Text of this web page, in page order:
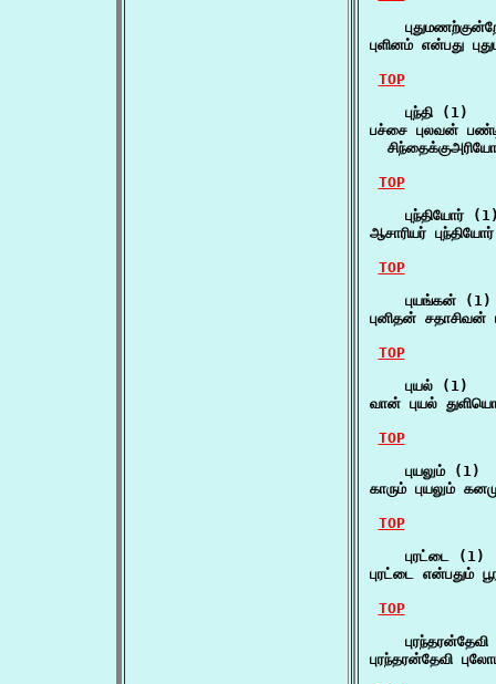
புளினம் என்பது
TOP
    புந்தி (1)
பச்சை புலவன்
TOP
புந்தியோர்
ஆசாரியர்
TOP
    புயங்கன் (1)
புனிதன்
TOP
    புயல் (1)
வான் புயல்
TOP
    புயலும் (1)
காரும் புயலும்
TOP
    புரட்டை (1)
புரட்டை என்பதும்
TOP
புரந்தரன்தேவி
புரந்தரன்தேவி